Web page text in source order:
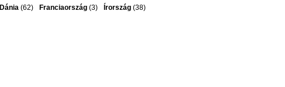
Dánia (62) Franciaország (3) Írország (38)